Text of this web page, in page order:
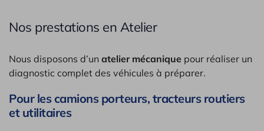
Nos prestations en Atelier
Nous disposons d’un atelier mécanique pour réaliser un
diagnostic complet des véhicules à préparer.
Pour les camions porteurs, tracteurs routiers
et utilitaires